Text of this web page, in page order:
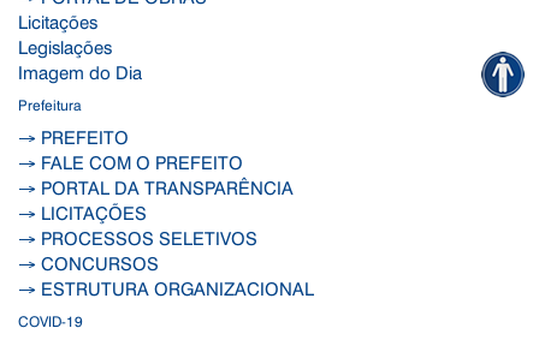
Licitações
Legislações
Imagem do Dia
Prefeitura
→ PREFEITO
→ FALE COM O PREFEITO
→ PORTAL DA TRANSPARÊNCIA
→ LICITAÇÕES
→ PROCESSOS SELETIVOS
→ CONCURSOS
→ ESTRUTURA ORGANIZACIONAL
COVID-19